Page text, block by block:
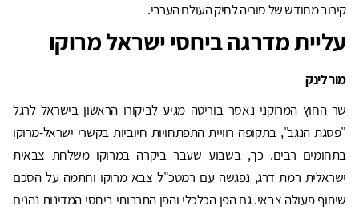
קירוב מחודש של סוריה לחיק העולם הערבי.
עליית מדרגה ביחסי ישראל מרוקו
מור לינק
שר החוץ המרוקני נאסר בוריטה מגיע לביקורו הראשון בישראל לרגל
"פסגת הנגב", בתקופה רוויית התפתחויות חיוביות בקשרי ישראל-מרוקו
בתחומים רבים. כך, בשבוע שעבר ביקרה במרוקו משלחת צבאית
ישראלית רמת דרג, נפגשה עם רמטכ"ל צבא מרוקו וחתמה על הסכם
שיתוף פעולה צבאי. גם הפן הכלכלי והפן התרבותי ביחסי המדינות נהנים